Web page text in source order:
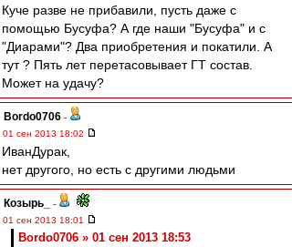
Куче разве не прибавили, пусть даже с
помощью Бусуфа? А где наши "Бусуфа" и с
"Диарами"? Два приобретения и покатили. А
тут ? Пять лет перетасовывает ГТ состав.
Может на удачу?
Bordo0706 -
01 сен 2013 18:02
ИванДурак,
нет другого, но есть с другими людьми
Козырь_
-
01 сен 2013 18:01
Bordo0706 » 01 сен 2013 18:53